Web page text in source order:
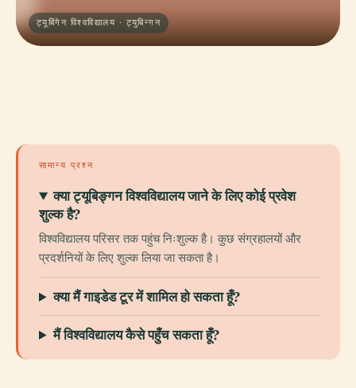
ट्यूबिंगेन विश्वविद्यालय · ट्युबिन्गन
सामान्य प्रश्न
क्या ट्यूबिङ्गन विश्वविद्यालय जाने के लिए कोई प्रवेश
शुल्क है?
विश्वविद्यालय परिसर तक पहुंच निःशुल्क है। कुछ संग्रहालयों और
प्रदर्शनियों के लिए शुल्क लिया जा सकता है।
क्या मैं गाइडेड टूर में शामिल हो सकता हूँ?
मैं विश्वविद्यालय कैसे पहुँच सकता हूँ?